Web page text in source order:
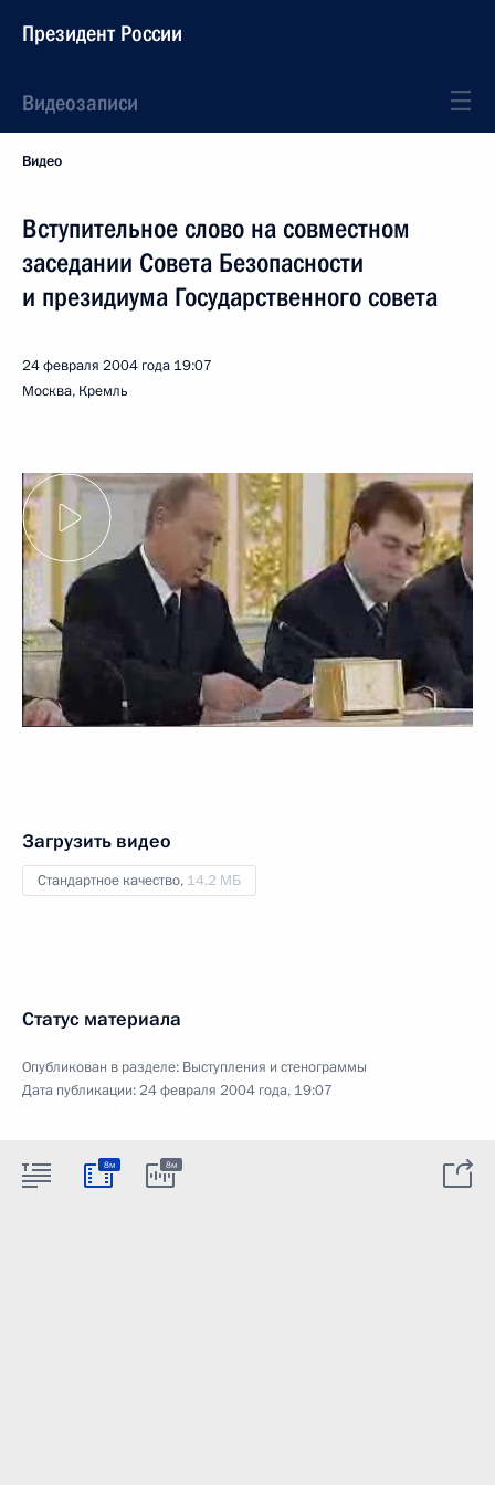
Президент России
Видеозаписи
Видео
Вступительное слово на совместном
заседании Совета Безопасности
и президиума Государственного совета
24 февраля 2004 года 19:07
Москва, Кремль
Загрузить видео
Стандартное качество, 14.2 МБ
Статус материала
Опубликован в разделе: Выступления и стенограммы
Дата публикации:24 февраля 2004 года, 19:07
8м 8м